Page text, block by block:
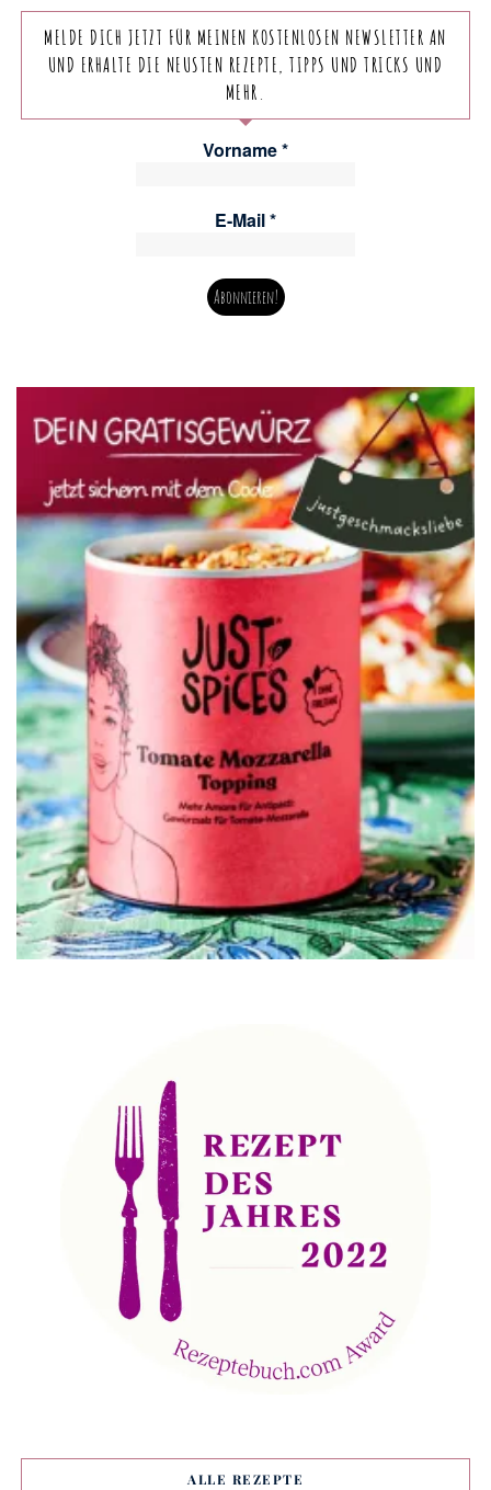
MELDE DICH JETZT FÜR MEINEN KOSTENLOSEN NEWSLETTER AN
UND ERHALTE DIE NEUSTEN REZEPTE, TIPPS UND TRICKS UND
MEHR.
Vorname*
E-Mail*
ALLE REZEPTE